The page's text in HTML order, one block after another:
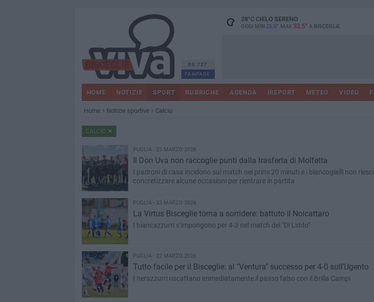
30.727
FANPAGE
28°CCIELO SERENO
OGGI MIN 25.5° MAX 32.5° A BISCEGLIE
HOME NOTIZIE SPORT RUBRICHE AGENDA IREPORT METEO VIDEO
Home Notizie sportive Calcio
CALCIO
PUGLIA - 23 MARZO 2026
Il Don Uva non raccoglie punti dalla trasferta di Molfetta
I padroni di casa incidono sul match nei primi 20 minuti e i biancogialli non
concretizzare alcune occasioni per rientrare in partita
PUGLIA - 23 MARZO 2026
La Virtus Bisceglie torna a sorridere: battuto il Noicattaro
I biancazzurri s’impongono per 4-3 nel match del "Di Liddo"
PUGLIA - 22 MARZO 2026
Tutto facile per il Bisceglie: al "Ventura" successo per 4-0 sull'Ugento
I nerazzurri riscattano immediatamente il passo falso con il Brilla Campi